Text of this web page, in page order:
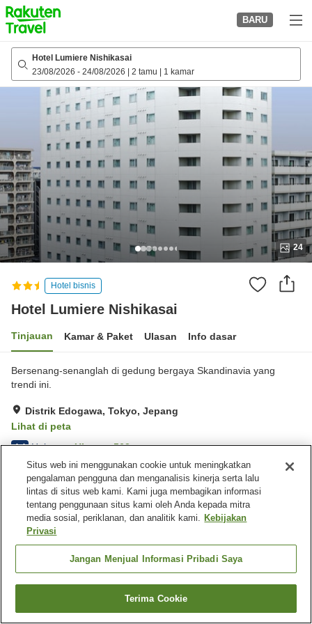
to
top
page
BARU
Hotel Lumiere Nishikasai
23/08/2026 - 24/08/2026 2 tamu 1 kamar
24
Hotel bisnis
Hotel Lumiere Nishikasai
Tinjauan Kamar & Paket Ulasan Info dasar
Bersenang-senanglah di gedung bergaya Skandinavia yang
trendi ini.
Distrik Edogawa, Tokyo, Jepang
Lihat di peta
4.4 Hebat Ulasan:562
Fasilitas properti
Tempat parkir
Spa / Salon kecantikan
Mesin penjual otomatis
Laundry berbayar
Jepang Tokyo
Distrik Edogawa
Hotel Lumiere Nishikasai
Cari kamar
Situs web ini menggunakan cookie untuk meningkatkan
pengalaman pengguna dan menganalisis kinerja serta lalu
lintas di situs web kami. Kami juga membagikan informasi
tentang penggunaan situs kami oleh Anda kepada mitra
media sosial, periklanan, dan analitik kami. Kebijakan
Privasi
Jangan Menjual Informasi Pribadi Saya
Terima Cookie